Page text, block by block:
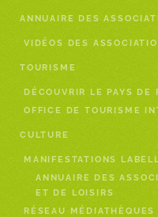
ANNUAIRE DES
VIDÉOS DES
TOURISME
DÉCOUVRIR LE PAYS DE
OFFICE DE TOURISME
CULTURE
MANIFESTATIONS
ANNUAIRE DES
ET DE LOISIRS
RÉSEAU MÉDIATHÈQUES